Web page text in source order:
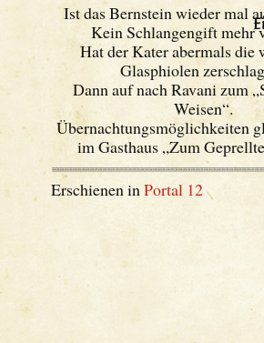
Ist das Bernstein wieder mal
Kein Schlangengift mehr
Hat der Kater abermals die
Glasphiolen
Dann auf nach Ravani zum
Weisen“.
Übernachtungsmöglichkeiten
im Gasthaus „Zum
Erschienen inPortal 12